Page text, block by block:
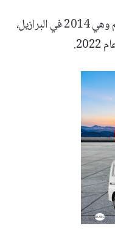
وشارك نيمار في 3 نسخ من كؤوس العالم وهي 2014 في البرازيل،